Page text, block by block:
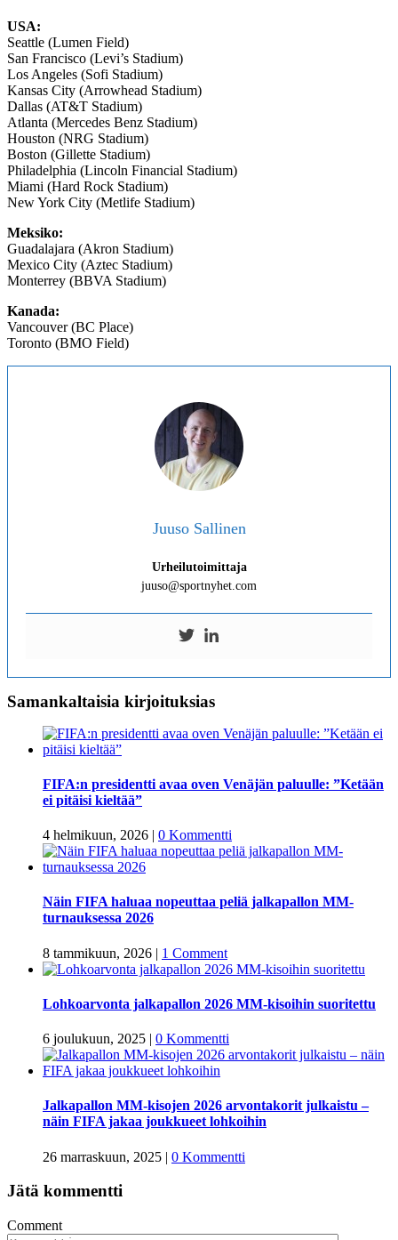
USA:
Seattle (Lumen Field)
San Francisco (Levi’s Stadium)
Los Angeles (Sofi Stadium)
Kansas City (Arrowhead Stadium)
Dallas (AT&T Stadium)
Atlanta (Mercedes Benz Stadium)
Houston (NRG Stadium)
Boston (Gillette Stadium)
Philadelphia (Lincoln Financial Stadium)
Miami (Hard Rock Stadium)
New York City (Metlife Stadium)
Meksiko:
Guadalajara (Akron Stadium)
Mexico City (Aztec Stadium)
Monterrey (BBVA Stadium)
Kanada:
Vancouver (BC Place)
Toronto (BMO Field)
Juuso Sallinen
Urheilutoimittaja
juuso@sportnyhet.com
Samankaltaisia kirjoituksias
FIFA:n presidentti avaa oven Venäjän paluulle: ”Ketään
ei pitäisi kieltää”
4 helmikuun, 2026 | 0 Kommentti
Näin FIFA haluaa nopeuttaa peliä jalkapallon MM-
turnauksessa 2026
8 tammikuun, 2026 | 1 Comment
Lohkoarvonta jalkapallon 2026 MM-kisoihin suoritettu
6 joulukuun, 2025 | 0 Kommentti
Jalkapallon MM-kisojen 2026 arvontakorit julkaistu –
näin FIFA jakaa joukkueet lohkoihin
26 marraskuun, 2025 | 0 Kommentti
Jätä kommentti
Comment